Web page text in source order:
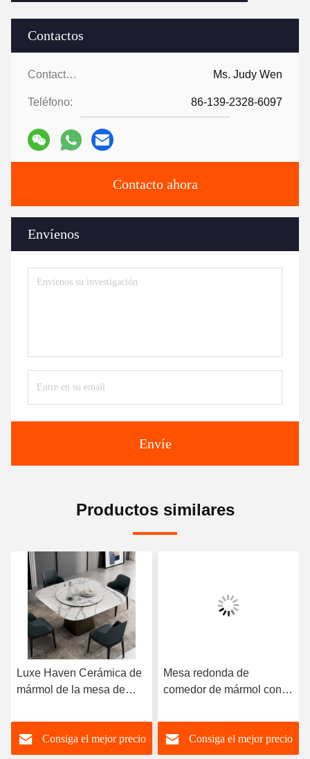
Contactos
Contactos: Ms. Judy Wen
Teléfono: 86-139-2328-6097
Contacto ahora
Envíenos
Envíe
Productos similares
Luxe Haven Cerámica de
mármol de la mesa de
de la mesa de comedor de
la parte superior con
Susan perezoso
Consiga el mejor precio
Mesa redonda de
comedor de mármol con
8 plazas Mesa de
comedor de mármol y
sillas
Consiga el mejor precio